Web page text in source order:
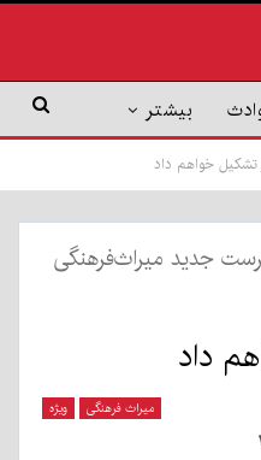
بیشتر
تشکیل خواهم داد
جدید میراث‌فرهنگی
داد
میراث فرهنگی ویژه